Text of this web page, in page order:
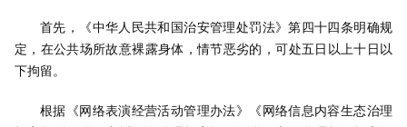
首先，《中华人民共和国治安管理处罚法》第四十四条明确规
定，在公共场所故意裸露身体，情节恶劣的，可处五日以上十日以
下拘留。
根据《网络表演经营活动管理办法》《网络信息内容生态治理